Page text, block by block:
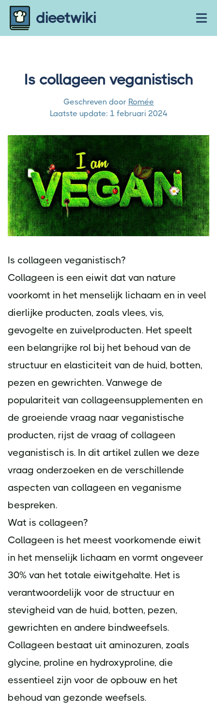
Skip to content
dieetwiki
Is collageen veganistisch
Geschreven door Romée
Laatste update: 1 februari 2024
Is collageen veganistisch?
Collageen is een eiwit dat van nature
voorkomt in het menselijk lichaam en in veel
dierlijke producten, zoals vlees, vis,
gevogelte en zuivelproducten. Het speelt
een belangrijke rol bij het behoud van de
structuur en elasticiteit van de huid, botten,
pezen en gewrichten. Vanwege de
populariteit van collageensupplementen en
de groeiende vraag naar veganistische
producten, rijst de vraag of collageen
veganistisch is. In dit artikel zullen we deze
vraag onderzoeken en de verschillende
aspecten van collageen en veganisme
bespreken.
Wat is collageen?
Collageen is het meest voorkomende eiwit
in het menselijk lichaam en vormt ongeveer
30% van het totale eiwitgehalte. Het is
verantwoordelijk voor de structuur en
stevigheid van de huid, botten, pezen,
gewrichten en andere bindweefsels.
Collageen bestaat uit aminozuren, zoals
glycine, proline en hydroxyproline, die
essentieel zijn voor de opbouw en het
behoud van gezonde weefsels.